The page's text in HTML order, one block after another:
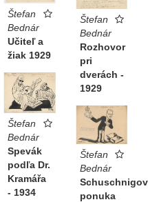
Štefan
Bednár
Učiteľ a
žiak 1929
Štefan
Bednár
Rozhovor
pri
dverách -
1929
Štefan
Bednár
Spevák
podľa Dr.
Kramářa
- 1934
Štefan
Bednár
ponuka